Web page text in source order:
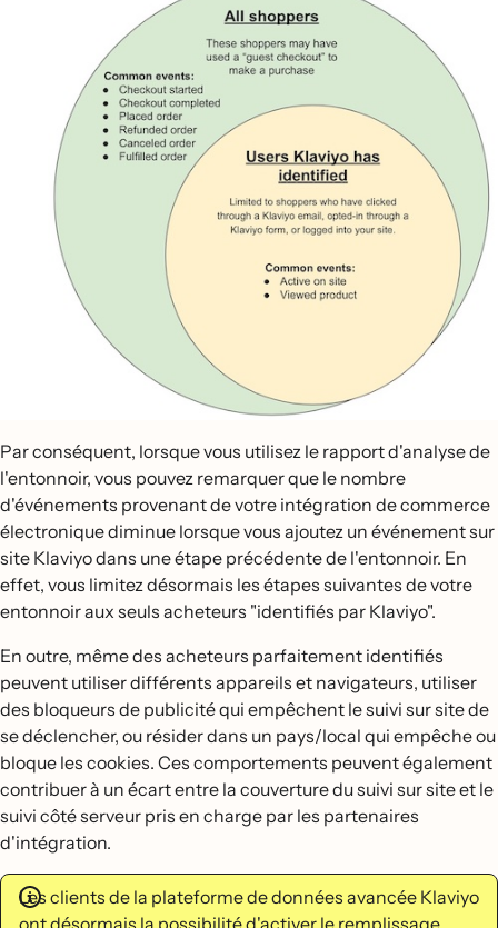
Par conséquent, lorsque vous utilisez le rapport d'analyse de
l'entonnoir, vous pouvez remarquer que le nombre
d'événements provenant de votre intégration de commerce
électronique diminue lorsque vous ajoutez un événement sur
site Klaviyo dans une étape précédente de l'entonnoir. En
effet, vous limitez désormais les étapes suivantes de votre
entonnoir aux seuls acheteurs "identifiés par Klaviyo".
En outre, même des acheteurs parfaitement identifiés
peuvent utiliser différents appareils et navigateurs, utiliser
des bloqueurs de publicité qui empêchent le suivi sur site de
se déclencher, ou résider dans un pays/local qui empêche ou
bloque les cookies. Ces comportements peuvent également
contribuer à un écart entre la couverture du suivi sur site et le
suivi côté serveur pris en charge par les partenaires
d'intégration.
Les clients de la plateforme de données avancée Klaviyo
ont désormais la possibilité d'activer le remplissage